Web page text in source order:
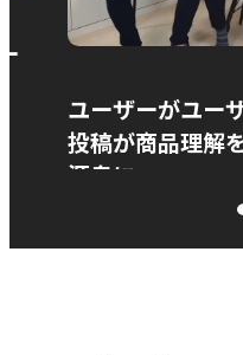
ユーザーがユー
投稿が商品理解
源泉に